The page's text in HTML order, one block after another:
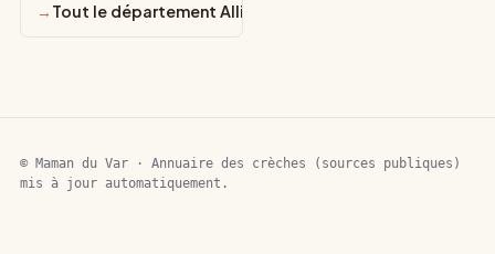
Tout le département Allier
© Maman du Var · Annuaire des crèches (sources publiques)
mis à jour automatiquement.